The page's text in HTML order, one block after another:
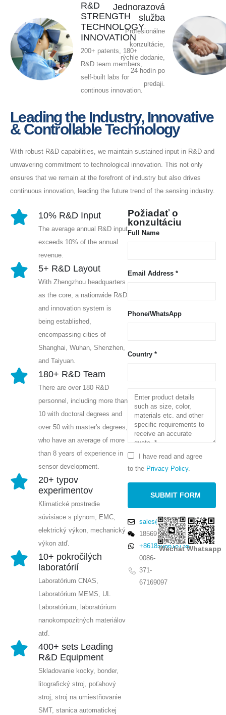
R&D
STRENGTH
TECHNOLOGY
INNOVATION
200+ patents, 180+
R&D team members,
self-built labs for
continous innovation.
Jednorazová
služba
Profesionálne
konzultácie,
rýchle dodanie,
24 hodín po
predaji.
Leading the Industry, Innovative
& Controllable Technology
With robust R&D capabilities, we maintain sustained input in R&D and
unwavering commitment to technological innovation. This not only
ensures that we remain at the forefront of industry but also drives
continuous innovation, leading the future trend of the sensing industry.
10% R&D Input
The average annual R&D input
exceeds 10% of the annual
revenue.
5+ R&D Layout
With Zhengzhou headquarters
as the core, a nationwide R&D
and innovation system is
being established,
encompassing cities of
Shanghai, Wuhan, Shenzhen,
and Taiyuan.
180+ R&D Team
There are over 180 R&D
personnel, including more than
10 with doctoral degrees and
over 50 with master's degrees,
who have an average of more
than 8 years of experience in
sensor development.
20+ typov
experimentov
Klimatické prostredie
súvisiace s plynom, EMC,
elektrický výkon, mechanický
výkon atď.
10+ pokročilých
laboratórií
Laboratórium CNAS,
Laboratórium MEMS, UL
Laboratórium, laboratórium
nanokompozitných materiálov
atď.
400+ sets Leading
R&D Equipment
Skladovanie kocky, bonder,
litografický stroj, poťahový
stroj, stroj na umiestňovanie
SMT, stanica automatickej
Požiadať o
konzultáciu
Full Name
Email Address *
Phone/WhatsApp
Country *
I have read and agree
to the Privacy Policy.
sales@winsensor.com
18569903598
+8618595618735
0086-
371-
67169097
Wechat Whatsapp